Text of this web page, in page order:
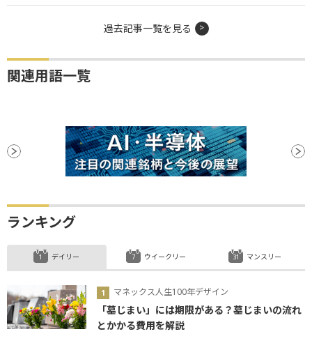
過去記事一覧を見る
関連用語一覧
ランキング
デイリー
マネックス人生100年デザイン
「墓じまい」には期限がある？墓じまいの流れ
とかかる費用を解説
ウイークリー マンスリー